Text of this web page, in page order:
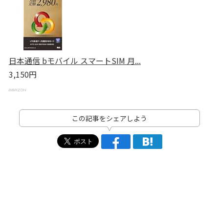
日本通信 bモバイル スマートSIM 月...
3,150円
この記事をシェアしよう